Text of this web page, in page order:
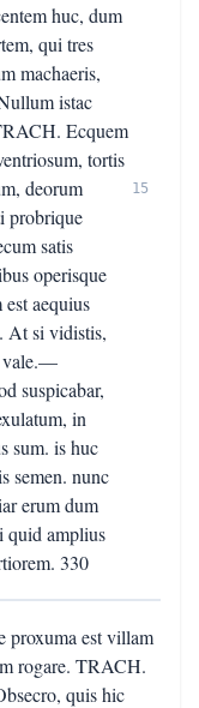
huc, dum
qui tres
machaeris,
istac
Ecquem
tortis
deorum
probrique
satis
operisque
aequius
At si vidistis,
vale.—
suspicabar,
in
sum. is huc
semen. nunc
erum dum
quid amplius
330
15
est villam
rogare. TRACH.
quis hic